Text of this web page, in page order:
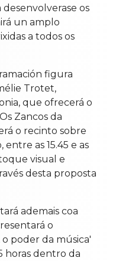
os
un amplo
a todos os
figura
Trotet,
que ofrecerá o
Zancos da
o recinto sobre
as 15.45 e as
visual e
desta proposta
ademais coa
o
poder da música'
horas dentro da